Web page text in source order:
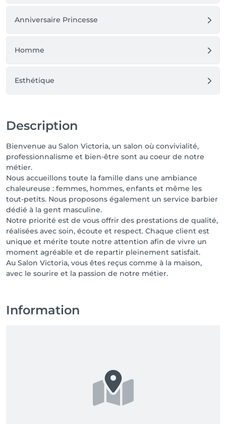
Anniversaire Princesse
Homme
Esthétique
Description
Bienvenue au Salon Victoria, un salon où convivialité,
professionnalisme et bien-être sont au coeur de notre
métier.
Nous accueillons toute la famille dans une ambiance
chaleureuse : femmes, hommes, enfants et même les
tout-petits. Nous proposons également un service barbier
dédié à la gent masculine.
Notre priorité est de vous offrir des prestations de qualité,
réalisées avec soin, écoute et respect. Chaque client est
unique et mérite toute notre attention afin de vivre un
moment agréable et de repartir pleinement satisfait.
Au Salon Victoria, vous êtes reçus comme à la maison,
avec le sourire et la passion de notre métier.
Information